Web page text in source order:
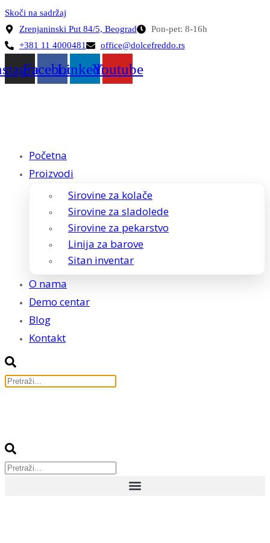
Skoči na sadržaj
Zrenjaninski Put 84/5, Beograd
Pon-pet: 8-16h
+381 11 4000481
office@dolcefreddo.rs
FacebookLinkedinYoutube
Početna
Proizvodi
Sirovine za kolače
Sirovine za sladolede
Sirovine za pekarstvo
Linija za barove
Sitan inventar
O nama
Demo centar
Blog
Kontakt